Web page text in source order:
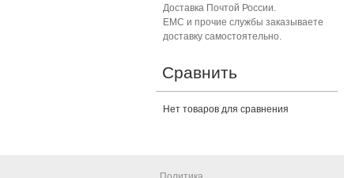
Доставка Почтой России.
ЕМС и прочие службы заказываете
доставку самостоятельно.
Сравнить
Нет товаров для сравнения